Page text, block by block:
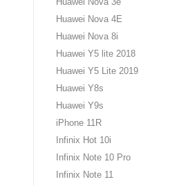
Huawei Nova 4E
Huawei Nova 8i
Huawei Y5 lite 2018
Huawei Y5 Lite 2019
Huawei Y8s
Huawei Y9s
iPhone 11R
Infinix Hot 10i
Infinix Note 10 Prо
Infinix Note 11